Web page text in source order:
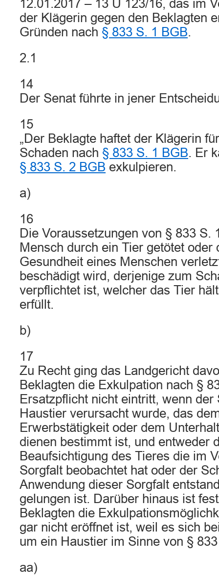
12.01.2017 – 13 U 123/16, das im
der Klägerin gegen den Beklagten
Gründen nach § 833 S. 1 BGB.
2.1
14
Der Senat führte in jener
15
„Der Beklagte haftet der Klägerin
Schaden nach § 833 S. 1 BGB. Er
§ 833 S. 2 BGB exkulpieren.
a)
16
Die Voraussetzungen von § 833 S.
Mensch durch ein Tier getötet oder
Gesundheit eines Menschen
beschädigt wird, derjenige zum
verpflichtet ist, welcher das Tier
erfüllt.
b)
17
Zu Recht ging das Landgericht
Beklagten die Exkulpation nach §
Ersatzpflicht nicht eintritt, wenn der
Haustier verursacht wurde, das
Erwerbstätigkeit oder dem
dienen bestimmt ist, und entweder
Beaufsichtigung des Tieres die im
Sorgfalt beobachtet hat oder der
Anwendung dieser Sorgfalt
gelungen ist. Darüber hinaus ist
Beklagten die
gar nicht eröffnet ist, weil es sich
um ein Haustier im Sinne von §
aa)